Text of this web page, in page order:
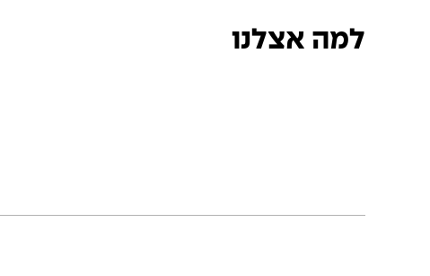
למה אצלנו